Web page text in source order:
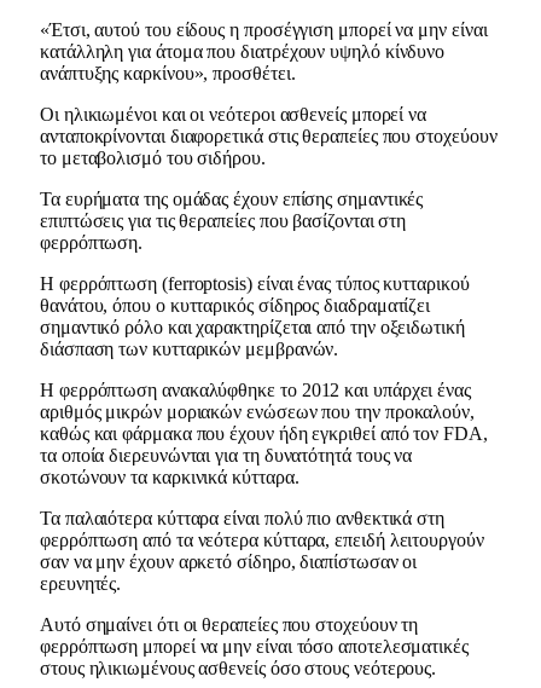
«Έτσι, αυτού του είδους η προσέγγιση μπορεί να μην είναι
κατάλληλη για άτομα που διατρέχουν υψηλό κίνδυνο
ανάπτυξης καρκίνου», προσθέτει.
Οι ηλικιωμένοι και οι νεότεροι ασθενείς μπορεί να
ανταποκρίνονται διαφορετικά στις θεραπείες που στοχεύουν
το μεταβολισμό του σιδήρου.
Τα ευρήματα της ομάδας έχουν επίσης σημαντικές
επιπτώσεις για τις θεραπείες που βασίζονται στη
φερρόπτωση.
Η φερρόπτωση (ferroptosis) είναι ένας τύπος κυτταρικού
θανάτου, όπου ο κυτταρικός σίδηρος διαδραματίζει
σημαντικό ρόλο και χαρακτηρίζεται από την οξειδωτική
διάσπαση των κυτταρικών μεμβρανών.
Η φερρόπτωση ανακαλύφθηκε το 2012 και υπάρχει ένας
αριθμός μικρών μοριακών ενώσεων που την προκαλούν,
καθώς και φάρμακα που έχουν ήδη εγκριθεί από τον FDA,
τα οποία διερευνώνται για τη δυνατότητά τους να
σκοτώνουν τα καρκινικά κύτταρα.
Τα παλαιότερα κύτταρα είναι πολύ πιο ανθεκτικά στη
φερρόπτωση από τα νεότερα κύτταρα, επειδή λειτουργούν
σαν να μην έχουν αρκετό σίδηρο, διαπίστωσαν οι
ερευνητές.
Αυτό σημαίνει ότι οι θεραπείες που στοχεύουν τη
φερρόπτωση μπορεί να μην είναι τόσο αποτελεσματικές
στους ηλικιωμένους ασθενείς όσο στους νεότερους.